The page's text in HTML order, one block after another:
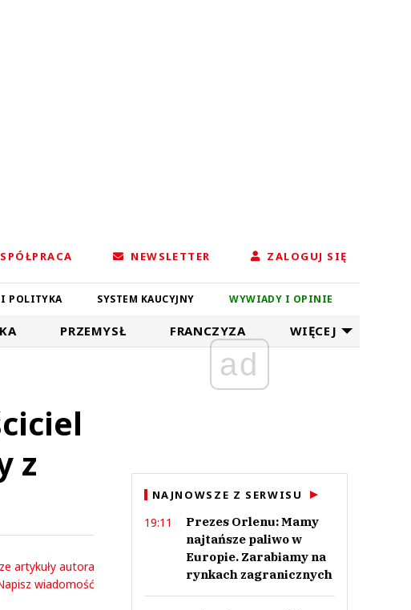
NEWSLETTER ZALOGUJ SIĘ
I POLITYKA SYSTEM KAUCYJNY WYWIADY I OPINIE
PRZEMYSŁ FRANCZYZA WIĘCEJ
z
artykuły autora
wiadomość
ad
NAJNOWSZE Z SERWISU
19:11
Prezes Orlenu: Mamy
najtańsze paliwo w
Europie. Zarabiamy na
rynkach zagranicznych